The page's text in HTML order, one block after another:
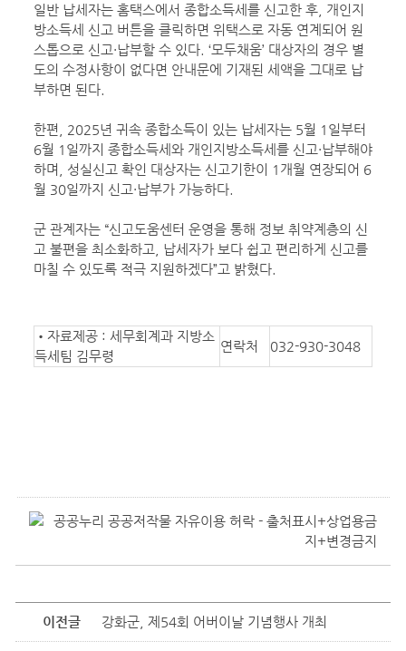
일반 납세자는 홈택스에서 종합소득세를 신고한 후, 개인지
방소득세 신고 버튼을 클릭하면 위택스로 자동 연계되어 원
스톱으로 신고·납부할 수 있다. ‘모두채움’ 대상자의 경우 별
도의 수정사항이 없다면 안내문에 기재된 세액을 그대로 납
부하면 된다.
한편, 2025년 귀속 종합소득이 있는 납세자는 5월 1일부터
6월 1일까지 종합소득세와 개인지방소득세를 신고·납부해야
하며, 성실신고 확인 대상자는 신고기한이 1개월 연장되어 6
월 30일까지 신고·납부가 가능하다.
군 관계자는 “신고도움센터 운영을 통해 정보 취약계층의 신
고 불편을 최소화하고, 납세자가 보다 쉽고 편리하게 신고를
마칠 수 있도록 적극 지원하겠다”고 밝혔다.
•자료제공 : 세무회계과 지방소
득세팀 김무령
연락처 032-930-3048
이전글 강화군, 제54회 어버이날 기념행사 개최